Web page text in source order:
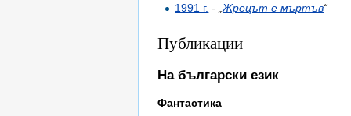
1991 г. - „Жрецът е мъртъв“
Публикации
На български език
Фантастика